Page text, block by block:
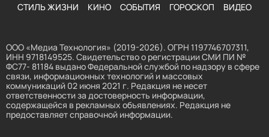
СТИЛЬ ЖИЗНИ КИНО СОБЫТИЯ ГОРОСКОП ВИДЕО
ООО «Медиа Технология» (2019-2026). ОГРН 1197746707311,
ИНН 9718149525. Свидетельство о регистрации СМИ ПИ №
ФС77- 81184 выдано Федеральной службой по надзору в сфере
связи, информационных технологий и массовых
коммуникаций 02 июня 2021 г. Редакция не несет
ответственности за достоверность информации,
содержащейся в рекламных объявлениях. Редакция не
предоставляет справочной информации.